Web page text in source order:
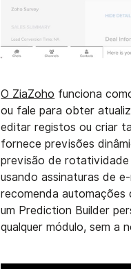
O ZiaZoho funciona
ou fale para obter
editar registos ou criar
fornece previsões
previsão de rotatividade
usando assinaturas de
recomenda automações
um Prediction Builder
qualquer módulo, sem a